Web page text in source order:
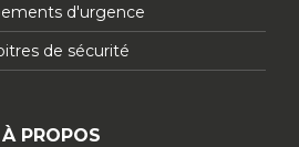
d'urgence
de sécurité
À PROPOS